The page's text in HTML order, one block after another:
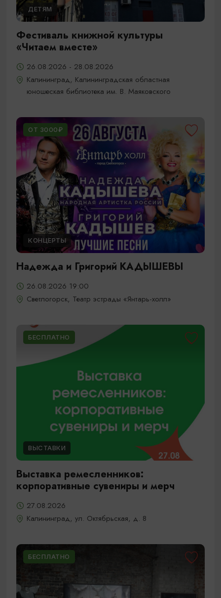
ДЕТЯМ
Фестиваль книжной культуры
«Читаем вместе»
26.08.2026 - 28.08.2026
Калининград, Калининградская областная
юношеская библиотека им. В. Маяковского
ОТ 3000₽
КОНЦЕРТЫ
Надежда и Григорий КАДЫШЕВЫ
26.08.2026 19:00
Светлогорск, Театр эстрады «Янтарь-холл»
БЕСПЛАТНО
ВЫСТАВКИ
Выставка ремесленников:
корпоративные сувениры и мерч
27.08.2026
Калининград, ул. Октябрьская, д. 8
БЕСПЛАТНО